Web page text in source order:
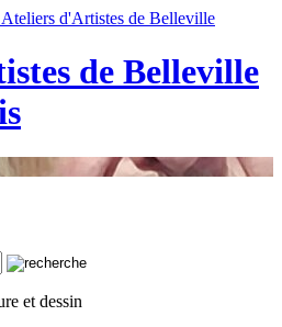
de Belleville
et dessin